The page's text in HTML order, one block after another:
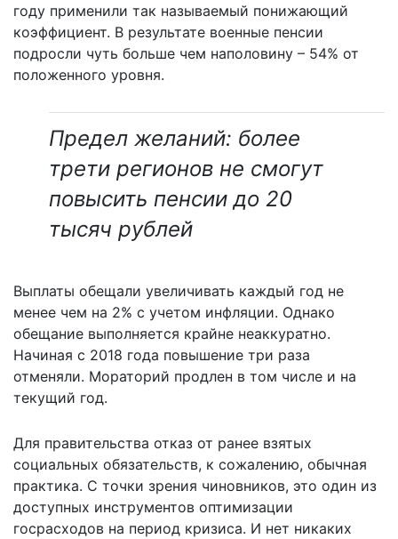
году применили так называемый понижающий
коэффициент. В результате военные пенсии
подросли чуть больше чем наполовину – 54% от
положенного уровня.
Предел желаний: более
трети регионов не смогут
повысить пенсии до 20
тысяч рублей
Выплаты обещали увеличивать каждый год не
менее чем на 2% с учетом инфляции. Однако
обещание выполняется крайне неаккуратно.
Начиная с 2018 года повышение три раза
отменяли. Мораторий продлен в том числе и на
текущий год.
Для правительства отказ от ранее взятых
социальных обязательств, к сожалению, обычная
практика. С точки зрения чиновников, это один из
доступных инструментов оптимизации
госрасходов на период кризиса. И нет никаких